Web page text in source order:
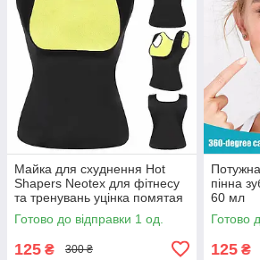
Майка для схуднення Hot
Shapers Neotex для фітнесу
та тренувань уцінка помятая
упаковка Розмір 3XL
Готово до відправки 1 од.
125 ₴ 300 ₴
пінна
60 мл
Готово
125 ₴